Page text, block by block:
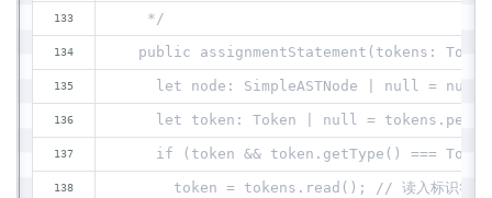
   */
public assignmentStatement(tokens:
    let node: SimpleASTNode | null = null;
let token: Token | null =
if (token && token.getType() ===
      token = tokens.read(); // 读入标识符